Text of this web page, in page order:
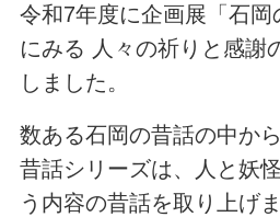
令和7年度に企画展「石
にみる 人々の祈りと感
しました。
数ある石岡の昔話の中か
昔話シリーズは、人と妖
う内容の昔話を取り上げま